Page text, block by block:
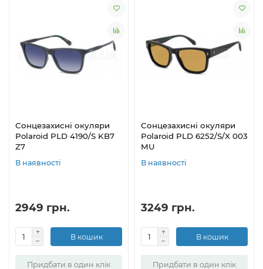
Сонцезахисні окуляри
Polaroid PLD 4190/S KB7
Z7
В наявності
2949 грн.
В кошик
Придбати в один клік
Сонцезахисні окуляри
Polaroid PLD 6252/S/X 003
MU
В наявності
3249 грн.
В кошик
Придбати в один клік